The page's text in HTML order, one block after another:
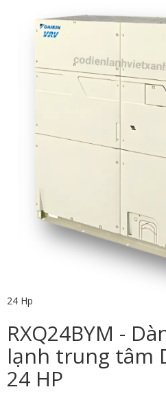
24 Hp
RXQ24BYM -
lạnh trung tâm
24 HP